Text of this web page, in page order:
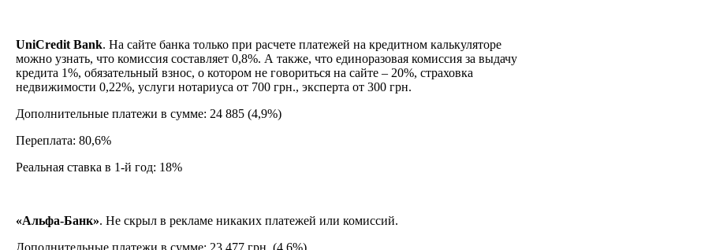
UniCredit Bank. На сайте банка только при расчете платежей на кредитном калькуляторе
можно узнать, что комиссия составляет 0,8%. А также, что единоразовая комиссия за выдачу
кредита 1%, обязательный взнос, о котором не говориться на сайте – 20%, страховка
недвижимости 0,22%, услуги нотариуса от 700 грн., эксперта от 300 грн.
Дополнительные платежи в сумме: 24 885 (4,9%)
Переплата: 80,6%
Реальная ставка в 1-й год: 18%
«Альфа-Банк». Не скрыл в рекламе никаких платежей или комиссий.
Дополнительные платежи в сумме: 23 477 грн. (4,6%)